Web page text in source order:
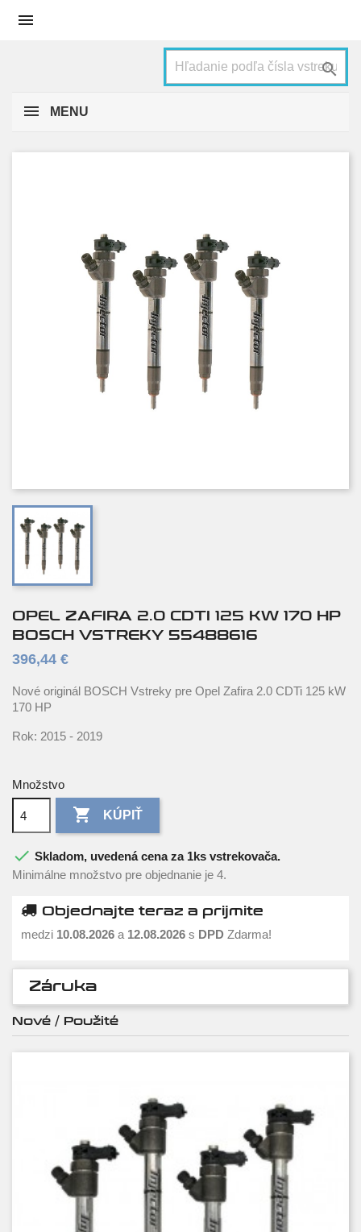


MENU
OPEL ZAFIRA 2.0 CDTI 125 KW 170 HP
BOSCH VSTREKY 55488616
396,44 €
Nové originál BOSCH Vstreky pre Opel Zafira 2.0 CDTi 125 kW
170 HP
Rok: 2015 - 2019
Množstvo
 KÚPIŤ
 Skladom, uvedená cena za 1ks vstrekovača.
Minimálne množstvo pre objednanie je 4.
Objednajte teraz a prijmite
medzi 10.08.2026 a 12.08.2026 s DPD Zdarma!
Záruka
Nové / Použité